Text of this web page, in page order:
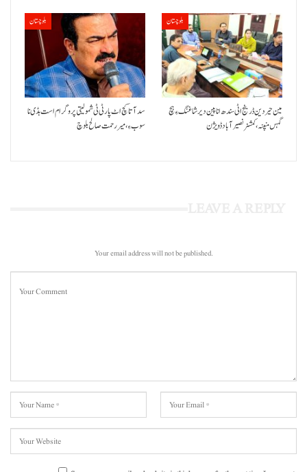
بلوچستان
سد آتا کچ اٹ پارٹی ٹی شمولیتی پروگرام است بڈی نا
سوب ءِ،میر رحمت صالح بلوچ
بلوچستان
مین حیردین ڈرینج اٹی سندھ انا پین دیر شاغنگ ءِ ہچ
گہس منپنہ،کمشنر نصیرآباد ڈویژن
Your email address will not be published.